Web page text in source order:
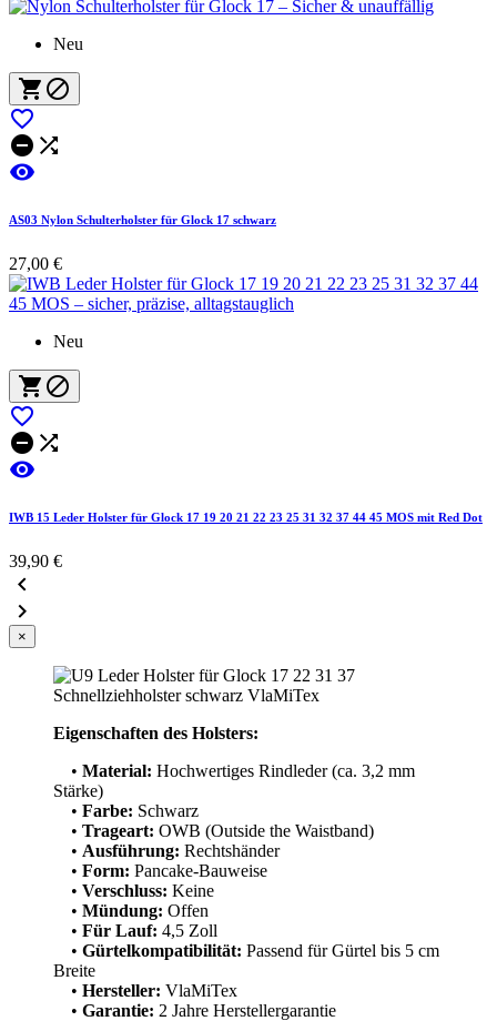
Neu
 

 

AS03 Nylon Schulterholster für Glock 17 schwarz
27,00 €
Neu
 

 

IWB 15 Leder Holster für Glock 17 19 20 21 22 23 25 31 32 37 44 45 MOS mit Red Dot
39,90 €


×
Eigenschaften des Holsters:
• Material: Hochwertiges Rindleder (ca. 3,2 mm
Stärke)
• Farbe: Schwarz
• Trageart: OWB (Outside the Waistband)
• Ausführung: Rechtshänder
• Form: Pancake-Bauweise
• Verschluss: Keine
• Mündung: Offen
• Für Lauf: 4,5 Zoll
• Gürtelkompatibilität: Passend für Gürtel bis 5 cm
Breite
• Hersteller: VlaMiTex
• Garantie: 2 Jahre Herstellergarantie